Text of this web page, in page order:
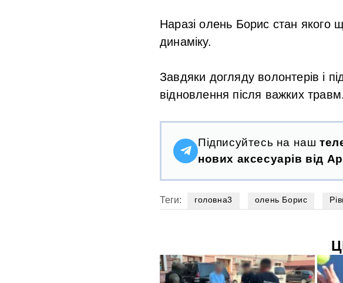
Наразі олень Борис стан якого
динаміку.
Завдяки догляду волонтерів і
відновлення після важких травм.
Підписуйтесь на наш
нових аксесуарів від
Теги: головна3 олень Борис